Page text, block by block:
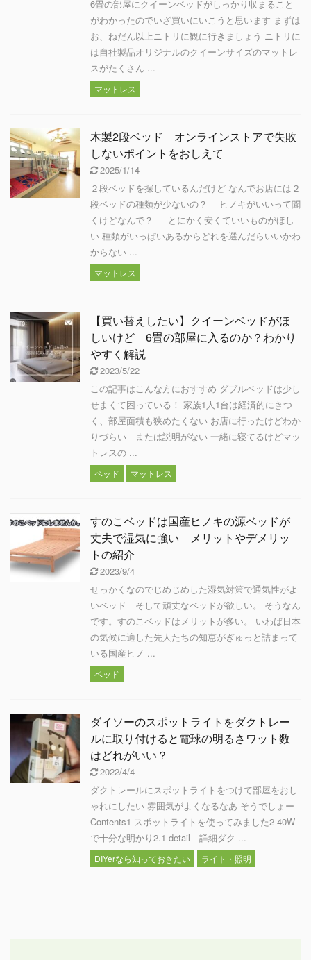
6畳の部屋にクイーンベッドがしっかり収まること
がわかったのでいざ買いにいこうと思います まずは
お、ねだん以上ニトリに観に行きましょう ニトリに
は自社製品オリジナルのクイーンサイズのマットレ
スがたくさん ...
マットレス
木製2段ベッド オンラインストアで失敗
しないポイントをおしえて
2025/1/14
２段ベッドを探しているんだけど なんでお店には２
段ベッドの種類が少ないの？ ヒノキがいいって聞
くけどなんで？ とにかく安くていいものがほし
い 種類がいっぱいあるからどれを選んだらいいかわ
からない ...
マットレス
【買い替えしたい】クイーンベッドがほ
しいけど 6畳の部屋に入るのか？わかり
やすく解説
2023/5/22
この記事はこんな方におすすめ ダブルベッドは少し
せまくて困っている！ 家族1人1台は経済的にきつ
く、部屋面積も狭めたくない お店に行ったけどわか
りづらい または説明がない 一緒に寝てるけどマッ
トレスの ...
ベッド マットレス
すのこベッドは国産ヒノキの源ベッドが
丈夫で湿気に強い メリットやデメリッ
トの紹介
2023/9/4
せっかくなのでじめじめした湿気対策で通気性がよ
いベッド そして頑丈なベッドが欲しい。 そうなん
です。すのこベッドはメリットが多い。 いわば日本
の気候に適した先人たちの知恵がぎゅっと詰まって
いる国産ヒノ ...
ベッド
ダイソーのスポットライトをダクトレー
ルに取り付けると電球の明るさワット数
はどれがいい？
2022/4/4
ダクトレールにスポットライトをつけて部屋をおし
ゃれにしたい 雰囲気がよくなるなあ そうでしょー
Contents1 スポットライトを使ってみました2 40W
で十分な明かり2.1 detail 詳細ダク ...
DIYerなら知っておきたい ライト・照明